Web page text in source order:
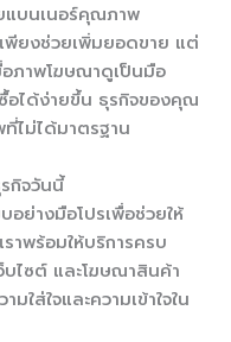
แบนเนอร์คุณภาพ
ยงช่วยเพิ่มยอดขาย แต่
ภาพโฆษณาดูเป็นมือ
อได้ง่ายขึ้น ธุรกิจของคุณ
ที่ไม่ได้มาตรฐาน
กิจวันนี้
ย่างมือโปรเพื่อช่วยให้
าพร้อมให้บริการครบ
บไซต์ และโฆษณาสินค้า
ใส่ใจและความเข้าใจใน